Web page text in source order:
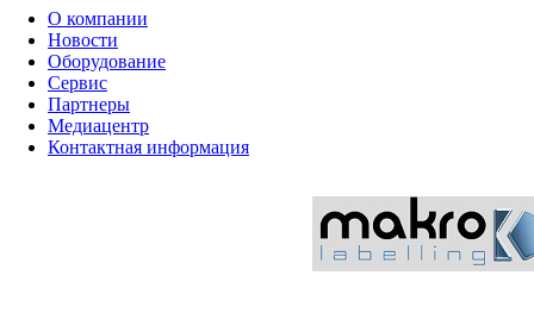
О компании
Новости
Оборудование
Сервис
Партнеры
Медиацентр
Контактная информация